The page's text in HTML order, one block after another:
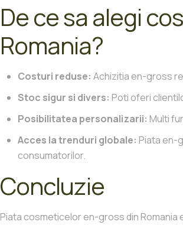
De ce sa alegi
Romania?
Costuri reduse: Achizitia en-gross
Stoc sigur si divers: Poti oferi
Posibilitatea personalizarii: Multi
Acces la trenduri globale: Piata en-
consumatorilor.
Concluzie
Piata cosmeticelor en-gross din